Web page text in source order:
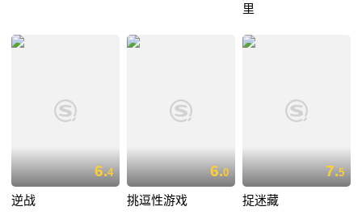
里
6.4
逆战
6.0
挑逗性游戏
7.5
捉迷藏